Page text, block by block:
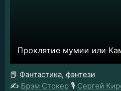
Проклятие мумии или
📕 Фантастика, фэнтези
✍️ Брэм Стокер 🎙️ Сергей